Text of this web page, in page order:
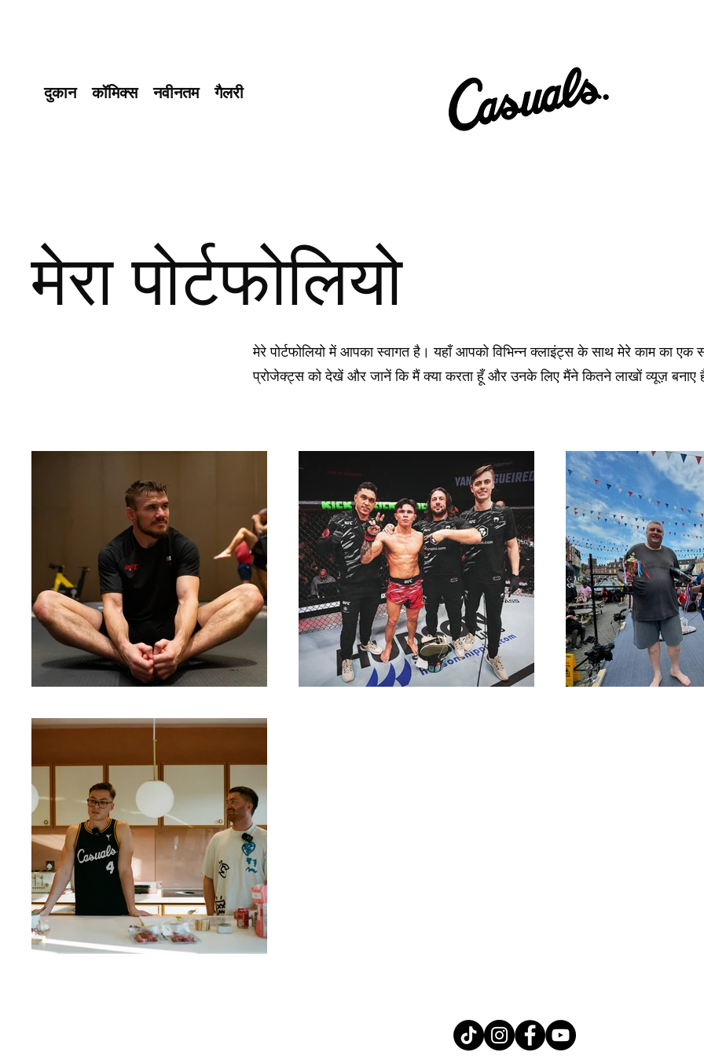
दुकान कॉमिक्स नवीनतम गैलरी
मेरा पोर्टफोलियो
मेरे पोर्टफोलियो में आपका स्वागत है। यहाँ आपको विभिन्न क्लाइंट्स के साथ मेरे काम का एक
प्रोजेक्ट्स को देखें और जानें कि मैं क्या करता हूँ और उनके लिए मैंने कितने लाखों व्यूज़ बनाए